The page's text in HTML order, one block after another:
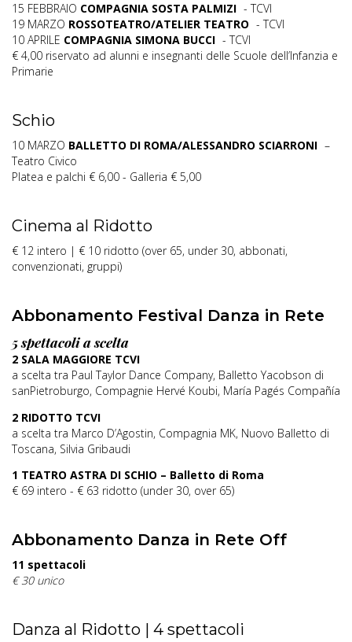
15 FEBBRAIO COMPAGNIA SOSTA PALMIZI - TCVI
19 MARZO ROSSOTEATRO/ATELIER TEATRO - TCVI
10 APRILE COMPAGNIA SIMONA BUCCI - TCVI
€ 4,00 riservato ad alunni e insegnanti delle Scuole dell’Infanzia e
Primarie
Schio
10 MARZO BALLETTO DI ROMA/ALESSANDRO SCIARRONI –
Teatro Civico
Platea e palchi € 6,00 - Galleria € 5,00
Cinema al Ridotto
€ 12 intero | € 10 ridotto (over 65, under 30, abbonati,
convenzionati, gruppi)
Abbonamento Festival Danza in Rete
5 spettacoli a scelta
2 SALA MAGGIORE TCVI
a scelta tra Paul Taylor Dance Company, Balletto Yacobson di
sanPietroburgo, Compagnie Hervé Koubi, María Pagés Compañía
2 RIDOTTO TCVI
a scelta tra Marco D’Agostin, Compagnia MK, Nuovo Balletto di
Toscana, Silvia Gribaudi
1 TEATRO ASTRA DI SCHIO – Balletto di Roma
€ 69 intero - € 63 ridotto (under 30, over 65)
Abbonamento Danza in Rete Off
11 spettacoli
€ 30 unico
Danza al Ridotto | 4 spettacoli